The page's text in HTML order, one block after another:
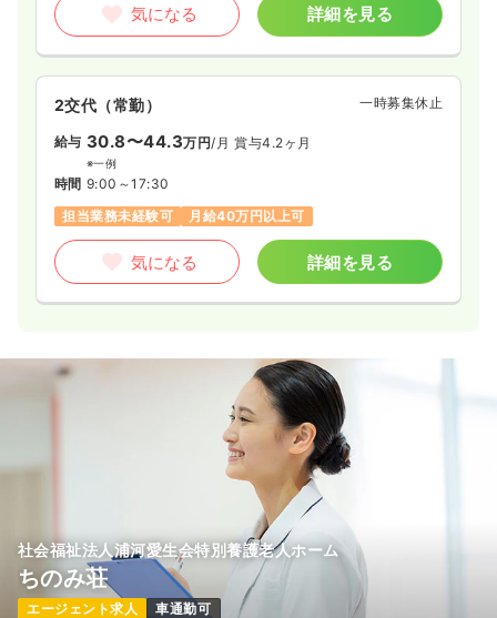
気になる 詳細を見る
2交代（常勤） 一時募集休止
給与 30.8〜44.3万円/月 賞与4.2ヶ月
※一例
時間 9:00～17:30
担当業務未経験可
月給40万円以上可
気になる 詳細を見る
社会福祉法人浦河愛生会特別養護老人ホーム
ちのみ荘
エージェント求人 車通勤可